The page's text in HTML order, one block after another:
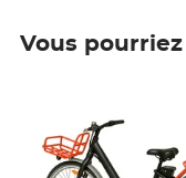
Vous